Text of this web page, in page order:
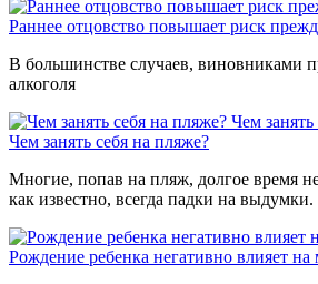
Раннее отцовство повышает риск
В большинстве случаев, виновниками
алкоголя
Чем
Чем занять себя на пляже?
Многие, попав на пляж, долгое время
как известно, всегда падки на выдумки.
Рождение ребенка негативно влияет